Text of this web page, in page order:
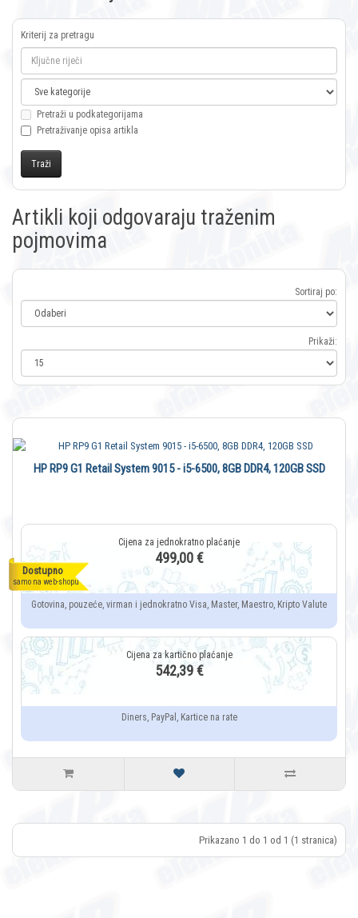
Kriterij za pretragu
Pretraži u podkategorijama
Pretraživanje opisa artikla
Artikli koji odgovaraju traženim
pojmovima
Sortiraj po:
Prikaži:
Dostupno
samo na web-shopu
HP RP9 G1 Retail System 9015 - i5-6500, 8GB DDR4, 120GB SSD
499,00 €
Gotovina, pouzeće, virman i jednokratno Visa, Master, Maestro, Kripto Valute
542,39 €
Diners, PayPal, Kartice na rate
Prikazano 1 do 1 od 1 (1 stranica)